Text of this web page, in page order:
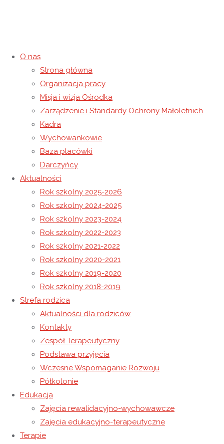
O nas
Strona główna
Organizacja pracy
Misja i wizja Ośrodka
Zarządzenie i Standardy Ochrony Małoletnich
Kadra
Wychowankowie
Baza placówki
Darczyńcy
Aktualności
Rok szkolny 2025-2026
Rok szkolny 2024-2025
Rok szkolny 2023-2024
Rok szkolny 2022-2023
Rok szkolny 2021-2022
Rok szkolny 2020-2021
Rok szkolny 2019-2020
Rok szkolny 2018-2019
Strefa rodzica
Aktualności dla rodziców
Kontakty
Zespół Terapeutyczny
Podstawa przyjęcia
Wczesne Wspomaganie Rozwoju
Półkolonie
Edukacja
Zajęcia rewalidacyjno-wychowawcze
Zajęcia edukacyjno-terapeutyczne
Terapie
Półkolonia letnia – dzień II —
27 czerwca 202327 czerwca 2023 Rok szkolny 2022-2023
Strona główna Rok szkolny 2022-2023
dzień II —
Półkolonia letnia – dzień I
Półkolonia letnia – dzień III
27 czerwca 202327 czerwca 2023